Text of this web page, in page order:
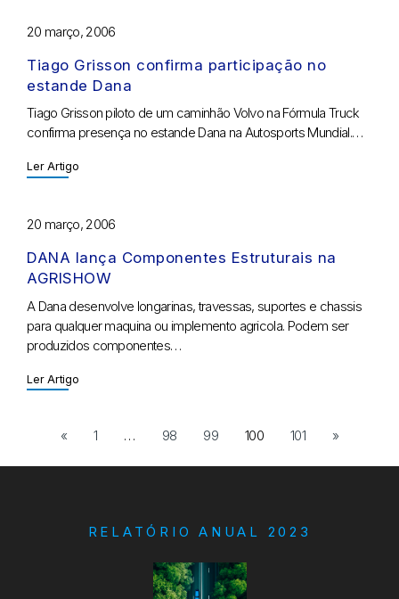
20 março, 2006
Tiago Grisson confirma participação no
estande Dana
Tiago Grisson piloto de um caminhão Volvo na Fórmula Truck
confirma presença no estande Dana na Autosports Mundial.…
Ler Artigo
20 março, 2006
DANA lança Componentes Estruturais na
AGRISHOW
A Dana desenvolve longarinas, travessas, suportes e chassis
para qualquer maquina ou implemento agricola. Podem ser
produzidos componentes…
Ler Artigo
« 1 … 98 99 100 101 »
RELATÓRIO ANUAL 2023